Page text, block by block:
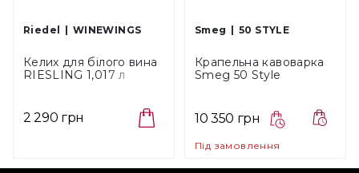
Riedel WINEWINGS
Келих для білого вина
RIESLING 1,017 л
2 290 грн
Smeg 50 STYLE
Крапельна кавоварка
Smeg 50 Style
10 350 грн
Під замовлення